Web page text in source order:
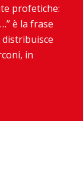
profetiche:
è la frase
distribuisce
in